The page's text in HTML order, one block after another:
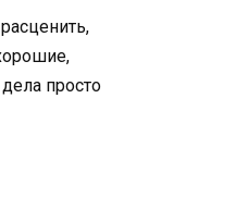
просто